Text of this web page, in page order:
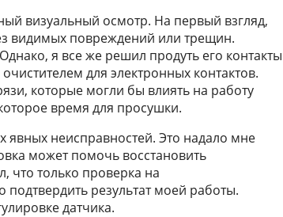
визуальный осмотр. На первый взгляд,
видимых повреждений или трещин.
я все же решил продуть его контакты
для электронных контактов.
которые могли бы влиять на работу
время для просушки.
явных неисправностей. Это надало мне
может помочь восстановить
что только проверка на
результат моей работы.
датчика.